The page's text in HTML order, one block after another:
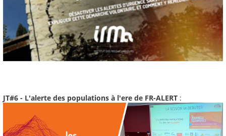
JT#6 - L'alerte des populations à l'ere de FR-ALERT :